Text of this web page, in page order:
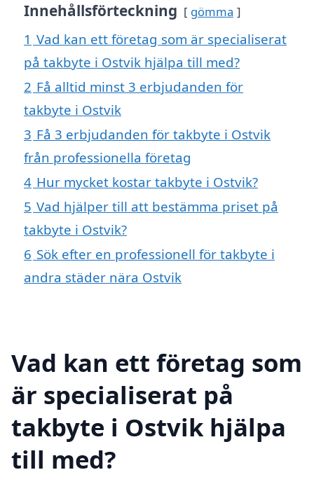
Innehållsförteckning gömma
1 Vad kan ett företag som är specialiserat
på takbyte i Ostvik hjälpa till med?
2 Få alltid minst 3 erbjudanden för
takbyte i Ostvik
3 Få 3 erbjudanden för takbyte i Ostvik
från professionella företag
4 Hur mycket kostar takbyte i Ostvik?
5 Vad hjälper till att bestämma priset på
takbyte i Ostvik?
6 Sök efter en professionell för takbyte i
andra städer nära Ostvik
Vad kan ett företag som
är specialiserat på
takbyte i Ostvik hjälpa
till med?